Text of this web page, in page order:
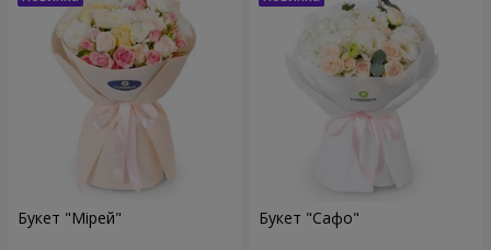
Букет "Мірей" Букет "Сафо"